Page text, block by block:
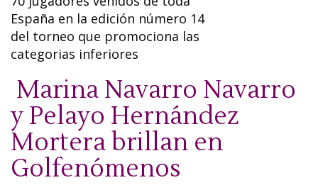
España en la edición número 14
del torneo que promociona las
categorias inferiores
Marina Navarro Navarro
y Pelayo Hernández
Mortera brillan en
Golfenómenos